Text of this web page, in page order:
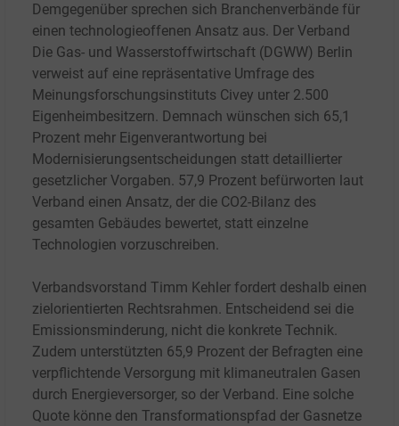
Demgegenüber sprechen sich Branchenverbände für
einen technologieoffenen Ansatz aus. Der Verband
Die Gas- und Wasserstoffwirtschaft (DGWW) Berlin
verweist auf eine repräsentative Umfrage des
Meinungsforschungsinstituts Civey unter 2.500
Eigenheimbesitzern. Demnach wünschen sich 65,1
Prozent mehr Eigenverantwortung bei
Modernisierungsentscheidungen statt detaillierter
gesetzlicher Vorgaben. 57,9 Prozent befürworten laut
Verband einen Ansatz, der die CO2-Bilanz des
gesamten Gebäudes bewertet, statt einzelne
Technologien vorzuschreiben.
Verbandsvorstand Timm Kehler fordert deshalb einen
zielorientierten Rechtsrahmen. Entscheidend sei die
Emissionsminderung, nicht die konkrete Technik.
Zudem unterstützten 65,9 Prozent der Befragten eine
verpflichtende Versorgung mit klimaneutralen Gasen
durch Energieversorger, so der Verband. Eine solche
Quote könne den Transformationspfad der Gasnetze